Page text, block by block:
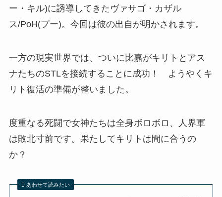
ー・キル)に誘導してきたヴァサゴ・カザル
ス/PoH(プー)。今回は彼の出自が明かされます。
一方の現実世界では、ついに比嘉がキリトとアス
ナたちのSTLを接続することに成功！ ようやくキ
リト復活の準備が整いました。
度重なる死闘で女神たちは全身ボロボロ、人界軍
は敗北寸前です。果たしてキリトは間に合うの
か？
あわせて読みたい